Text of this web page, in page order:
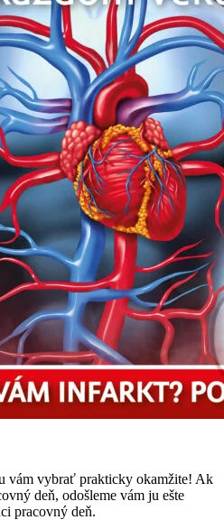
vám vybrať prakticky okamžite! Ak
deň, odošleme vám ju ešte
pracovný deň.